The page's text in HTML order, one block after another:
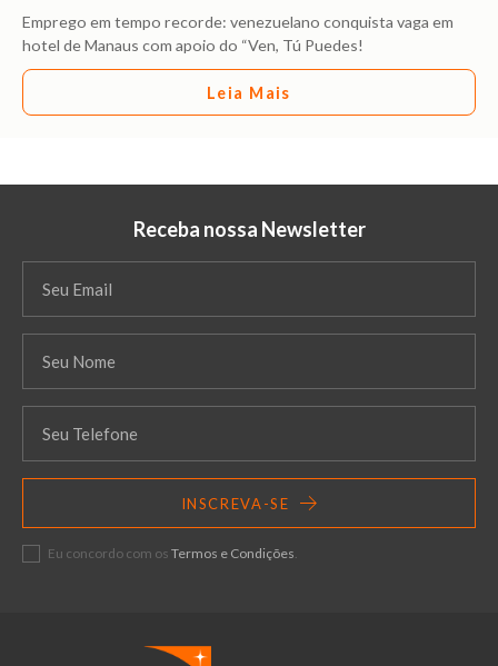
Emprego em tempo recorde: venezuelano conquista vaga em
hotel de Manaus com apoio do “Ven, Tú Puedes!
Leia Mais
Receba nossa Newsletter
INSCREVA-SE
Eu concordo com os Termos e Condições.